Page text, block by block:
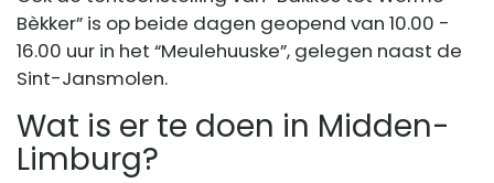
Bèkker” is op beide dagen geopend van 10.00 -
16.00 uur in het “Meulehuuske”, gelegen naast de
Sint-Jansmolen.
Wat is er te doen in Midden-
Limburg?